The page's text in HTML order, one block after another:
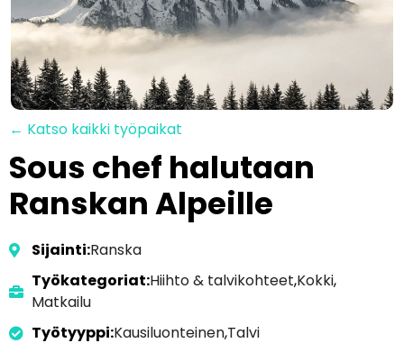
← Katso kaikki työpaikat
Sous chef halutaan
Ranskan Alpeille
Sijainti:Ranska
Työkategoriat:Hiihto & talvikohteet,Kokki,
Matkailu
Työtyyppi:Kausiluonteinen,Talvi